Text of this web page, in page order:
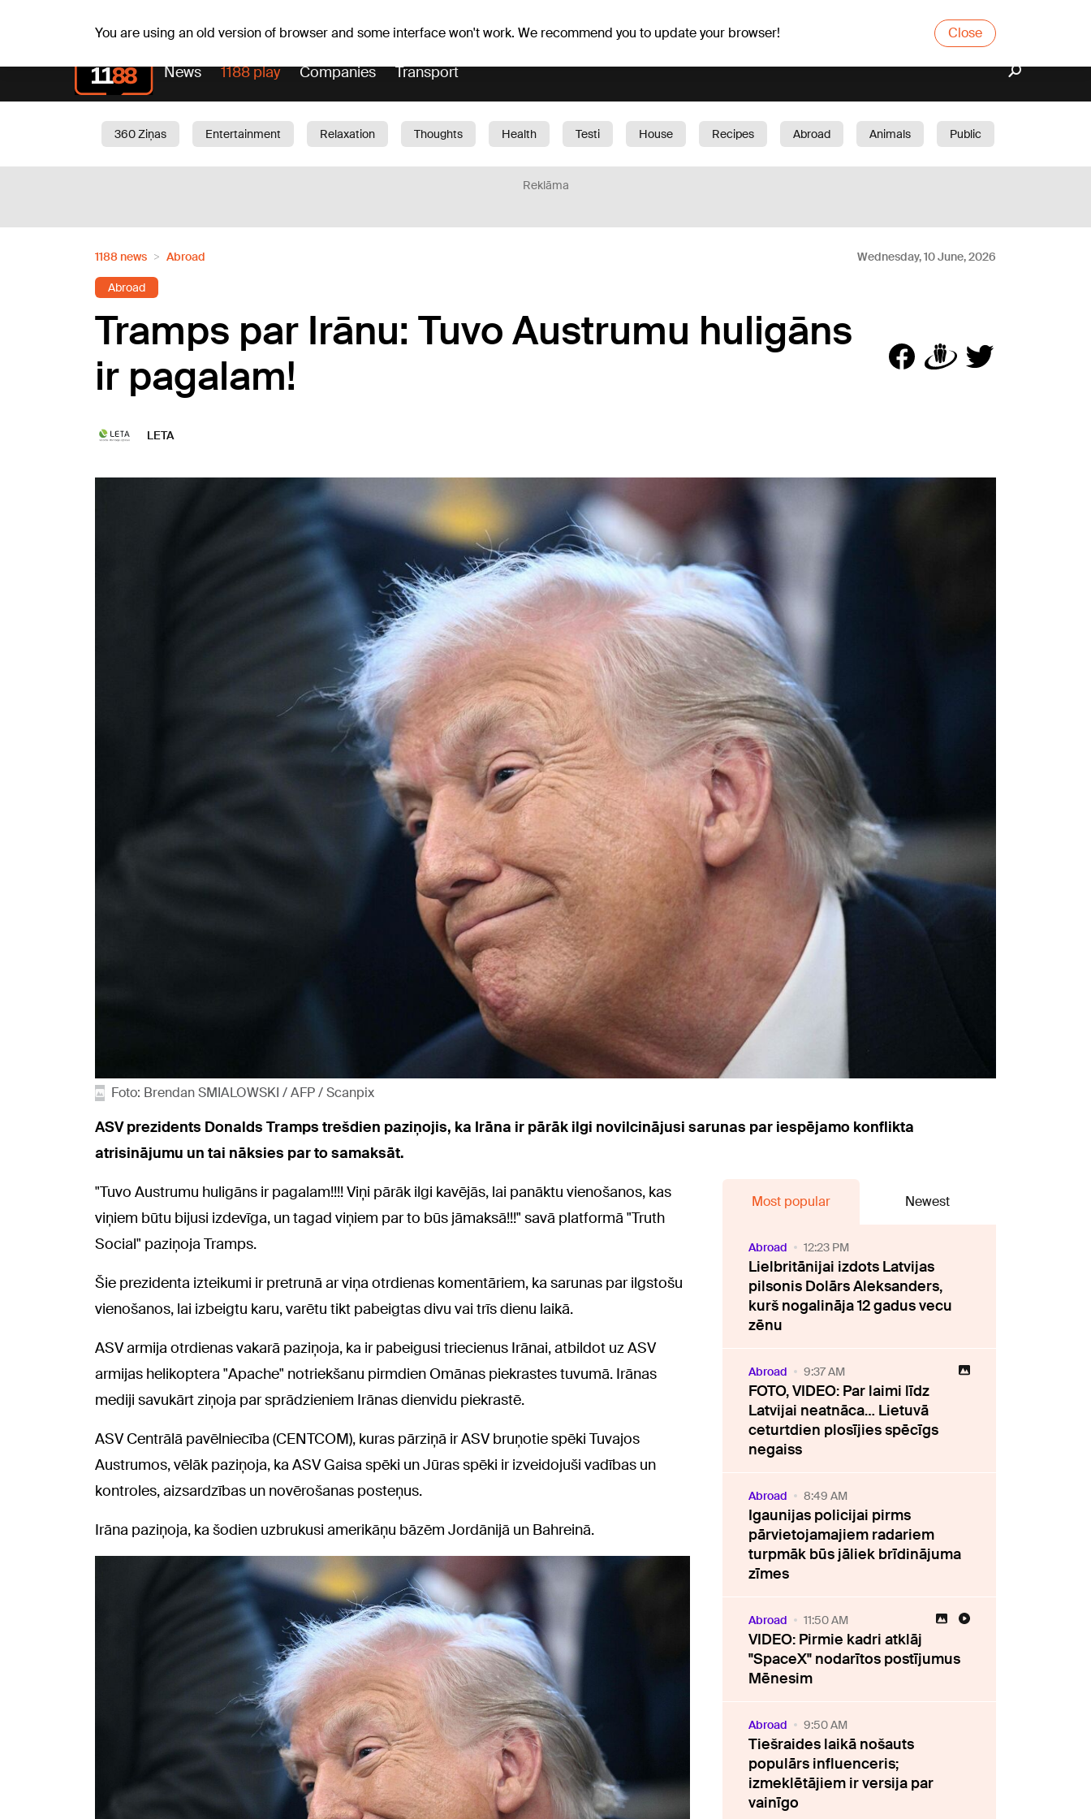
You are using an old version of browser and some interface won't work. We recommend you to update your browser! Close
News 1188 play Companies Transport
360 Ziņas Entertainment Relaxation Thoughts Health Testi House Recipes Abroad Animals
Public
Reklāma
1188 news Abroad Wednesday, 10 June, 2026
Abroad
Tramps par Irānu: Tuvo Austrumu huligāns
ir pagalam!
LETA
Foto: Brendan SMIALOWSKI / AFP / Scanpix
ASV prezidents Donalds Tramps trešdien paziņojis, ka Irāna ir pārāk ilgi novilcinājusi sarunas par iespējamo konflikta
atrisinājumu un tai nāksies par to samaksāt.
"Tuvo Austrumu huligāns ir pagalam!!!! Viņi pārāk ilgi kavējās, lai panāktu vienošanos, kas
viņiem būtu bijusi izdevīga, un tagad viņiem par to būs jāmaksā!!!" savā platformā "Truth
Social" paziņoja Tramps.
Šie prezidenta izteikumi ir pretrunā ar viņa otrdienas komentāriem, ka sarunas par ilgstošu
vienošanos, lai izbeigtu karu, varētu tikt pabeigtas divu vai trīs dienu laikā.
ASV armija otrdienas vakarā paziņoja, ka ir pabeigusi triecienus Irānai, atbildot uz ASV
armijas helikoptera "Apache" notriekšanu pirmdien Omānas piekrastes tuvumā. Irānas
mediji savukārt ziņoja par sprādzieniem Irānas dienvidu piekrastē.
ASV Centrālā pavēlniecība (CENTCOM), kuras pārziņā ir ASV bruņotie spēki Tuvajos
Austrumos, vēlāk paziņoja, ka ASV Gaisa spēki un Jūras spēki ir izveidojuši vadības un
kontroles, aizsardzības un novērošanas posteņus.
Irāna paziņoja, ka šodien uzbrukusi amerikāņu bāzēm Jordānijā un Bahreinā.
Most popular Newest
Abroad 12:23 PM
Lielbritānijai izdots Latvijas
pilsonis Dolārs Aleksanders,
kurš nogalināja 12 gadus vecu
zēnu
Abroad 9:37 AM
FOTO, VIDEO: Par laimi līdz
Latvijai neatnāca… Lietuvā
ceturtdien plosījies spēcīgs
negaiss
Abroad 8:49 AM
Igaunijas policijai pirms
pārvietojamajiem radariem
turpmāk būs jāliek brīdinājuma
zīmes
Abroad 11:50 AM
VIDEO: Pirmie kadri atklāj
"SpaceX" nodarītos postījumus
Mēnesim
Abroad 9:50 AM
Tiešraides laikā nošauts
populārs influenceris;
izmeklētājiem ir versija par
vainīgo